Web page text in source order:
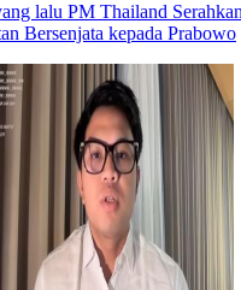
lalu PM Thailand
Bersenjata kepada Prabowo